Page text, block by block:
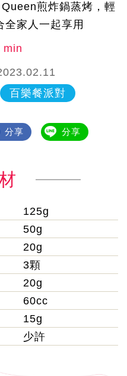
煎炸鍋蒸烤，輕
全家人一起享用
min
百樂餐派對
分享 分享
125g
50g
20g
3顆
20g
60cc
15g
少許